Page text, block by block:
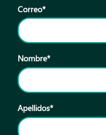
Correo*
Nombre*
Apellidos*